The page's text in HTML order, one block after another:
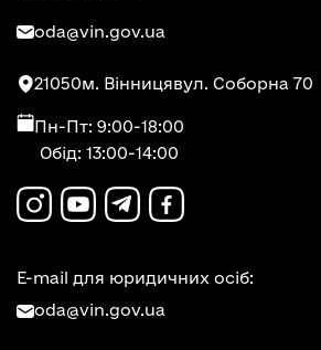
oda@vin.gov.ua
21050м. Вінницявул. Соборна 70
Пн-Пт: 9:00-18:00
Обід: 13:00-14:00
E-mail для юридичних осіб:
oda@vin.gov.ua